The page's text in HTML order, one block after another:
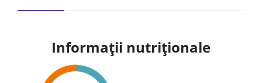
Informații nutriționale